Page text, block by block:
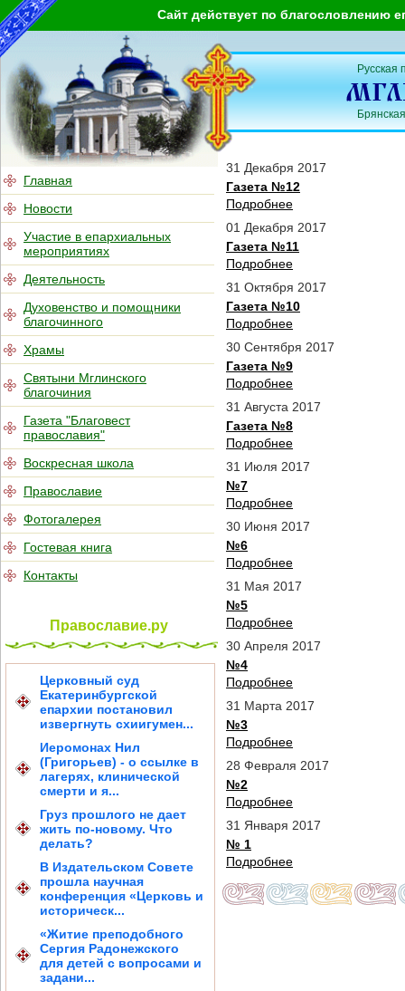
Сайт действует по благословлению
Главная
Новости
Участие в епархиальных
мероприятиях
Деятельность
Духовенство и помощники
благочинного
Храмы
Святыни Мглинского
благочиния
Газета "Благовест
православия"
Воскресная школа
Православие
Фотогалерея
Гостевая книга
Контакты
Православие.ру
Церковный суд
Екатеринбургской
епархии постановил
извергнуть схиигумен...
Иеромонах Нил
(Григорьев) - о ссылке в
лагерях, клинической
смерти и я...
Груз прошлого не дает
жить по-новому. Что
делать?
В Издательском Совете
прошла научная
конференция «Церковь и
историческ...
«Житие преподобного
Сергия Радонежского
для детей с вопросами и
задани...
Русская
31 Декабря 2017
Газета №12
Подробнее
01 Декабря 2017
Газета №11
Подробнее
31 Октября 2017
Газета №10
Подробнее
30 Сентября 2017
Газета №9
Подробнее
31 Августа 2017
Газета №8
Подробнее
31 Июля 2017
№7
Подробнее
30 Июня 2017
№6
Подробнее
31 Мая 2017
№5
Подробнее
30 Апреля 2017
№4
Подробнее
31 Марта 2017
№3
Подробнее
28 Февраля 2017
№2
Подробнее
31 Января 2017
№ 1
Подробнее